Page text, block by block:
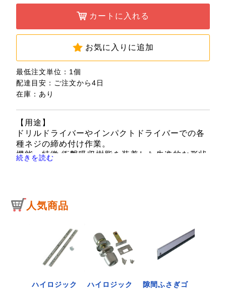
カートに入れる
お気に入りに追加
最低注文単位：1個
配達目安：ご注文から4日
在庫：あり
【用途】
ドリルドライバーやインパクトドライバーでの各
種ネジの締め付け作業。
機能・特徴 衝撃吸収樹脂を装着した先進的な形状
●サイズ：SQ3×150。
●刃先形状：スクエアー。
●マグネット付き。
●チューブカラー：イエロー。
続きを読む
人気商品
ハイロジック
ハイロジック
隙間ふさぎゴ